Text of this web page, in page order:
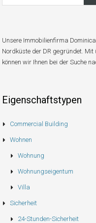
Unsere Immobilienfirma
Nordküste der DR gegründet. Mit
können wir Ihnen bei der Suche
Eigenschaftstypen
Commercial Building
Wohnen
Wohnung
Wohnungseigentum
Villa
Sicherheit
24-Stunden-Sicherheit